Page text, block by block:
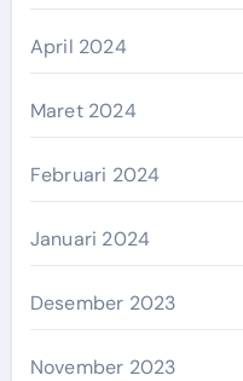
April 2024
Maret 2024
Februari 2024
Januari 2024
Desember 2023
November 2023